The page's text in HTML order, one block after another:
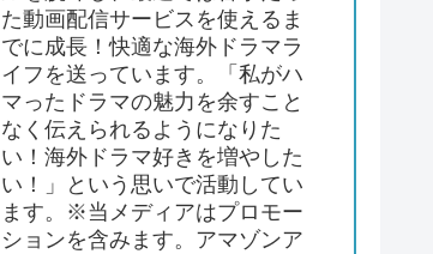
た動画配信サービスを使えるま
でに成長！快適な海外ドラマラ
イフを送っています。「私がハ
マったドラマの魅力を余すこと
なく伝えられるようになりた
い！海外ドラマ好きを増やした
い！」という思いで活動してい
ます。※当メディアはプロモー
ションを含みます。アマゾンア